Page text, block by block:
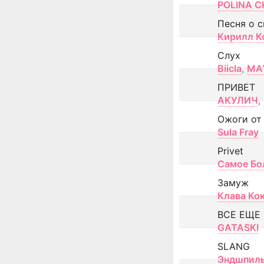
POLINA
Песня о
Кирилл
Слух
Biicla,
ПРИВЕТ
АКУЛИЧ,
Ожоги от
Sula Fray
Privet
Самое
Замуж
Клава
ВСЕ ЕЩЕ
GATASKI
SLANG